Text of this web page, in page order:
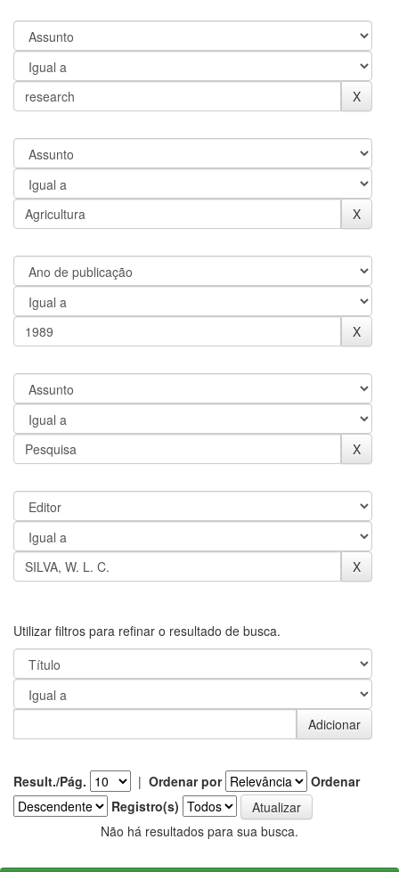
Utilizar filtros para refinar o resultado de busca.
Result./Pág. | Ordenar por
Ordenar
Registro(s)
Não há resultados para sua busca.